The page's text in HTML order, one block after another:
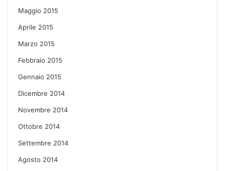
Maggio 2015
Aprile 2015
Marzo 2015
Febbraio 2015
Gennaio 2015
Dicembre 2014
Novembre 2014
Ottobre 2014
Settembre 2014
Agosto 2014